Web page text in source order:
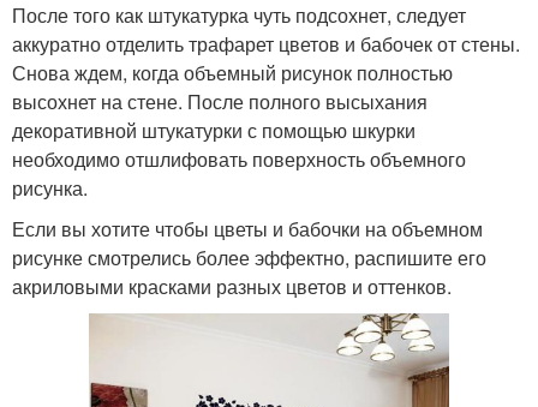
После того как штукатурка чуть подсохнет, следует
аккуратно отделить трафарет цветов и бабочек от стены.
Снова ждем, когда объемный рисунок полностью
высохнет на стене. После полного высыхания
декоративной штукатурки с помощью шкурки
необходимо отшлифовать поверхность объемного
рисунка.
Если вы хотите чтобы цветы и бабочки на объемном
рисунке смотрелись более эффектно, распишите его
акриловыми красками разных цветов и оттенков.